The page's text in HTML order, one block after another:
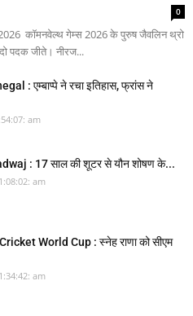
0
कॉमनवेल्थ गेम्स 2026 के पुरुष जैवलिन थ्रो
पदक जीते। नीरज...
: एम्बाप्पे ने रचा इतिहास, फ्रांस ने
am
: 17 साल की शूटर से यौन शोषण के...
am
World Cup : स्नेह राणा को सीएम
am